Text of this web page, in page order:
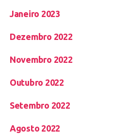
Janeiro 2023
Dezembro 2022
Novembro 2022
Outubro 2022
Setembro 2022
Agosto 2022